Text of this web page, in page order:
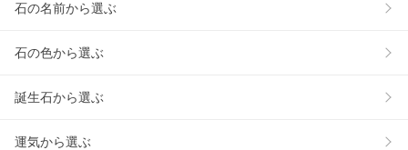
石の名前から選ぶ
石の色から選ぶ
誕生石から選ぶ
運気から選ぶ